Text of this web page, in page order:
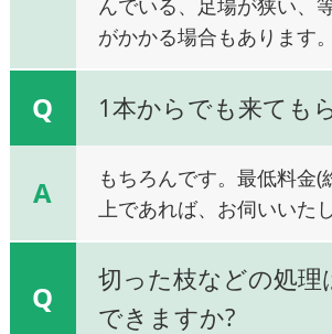
がかかる場合もあります。
Q 1本からでも来ても
A
もちろんです。最低料金(
上であれば、お伺いいた
Q
切った枝などの処理
できますか?